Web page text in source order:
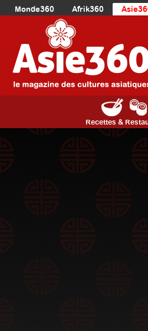
Monde360 Afrik360
Europe360
Océanie360
Recettes &